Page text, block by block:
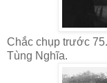
Chắc chụp trước
Tùng Nghĩa.